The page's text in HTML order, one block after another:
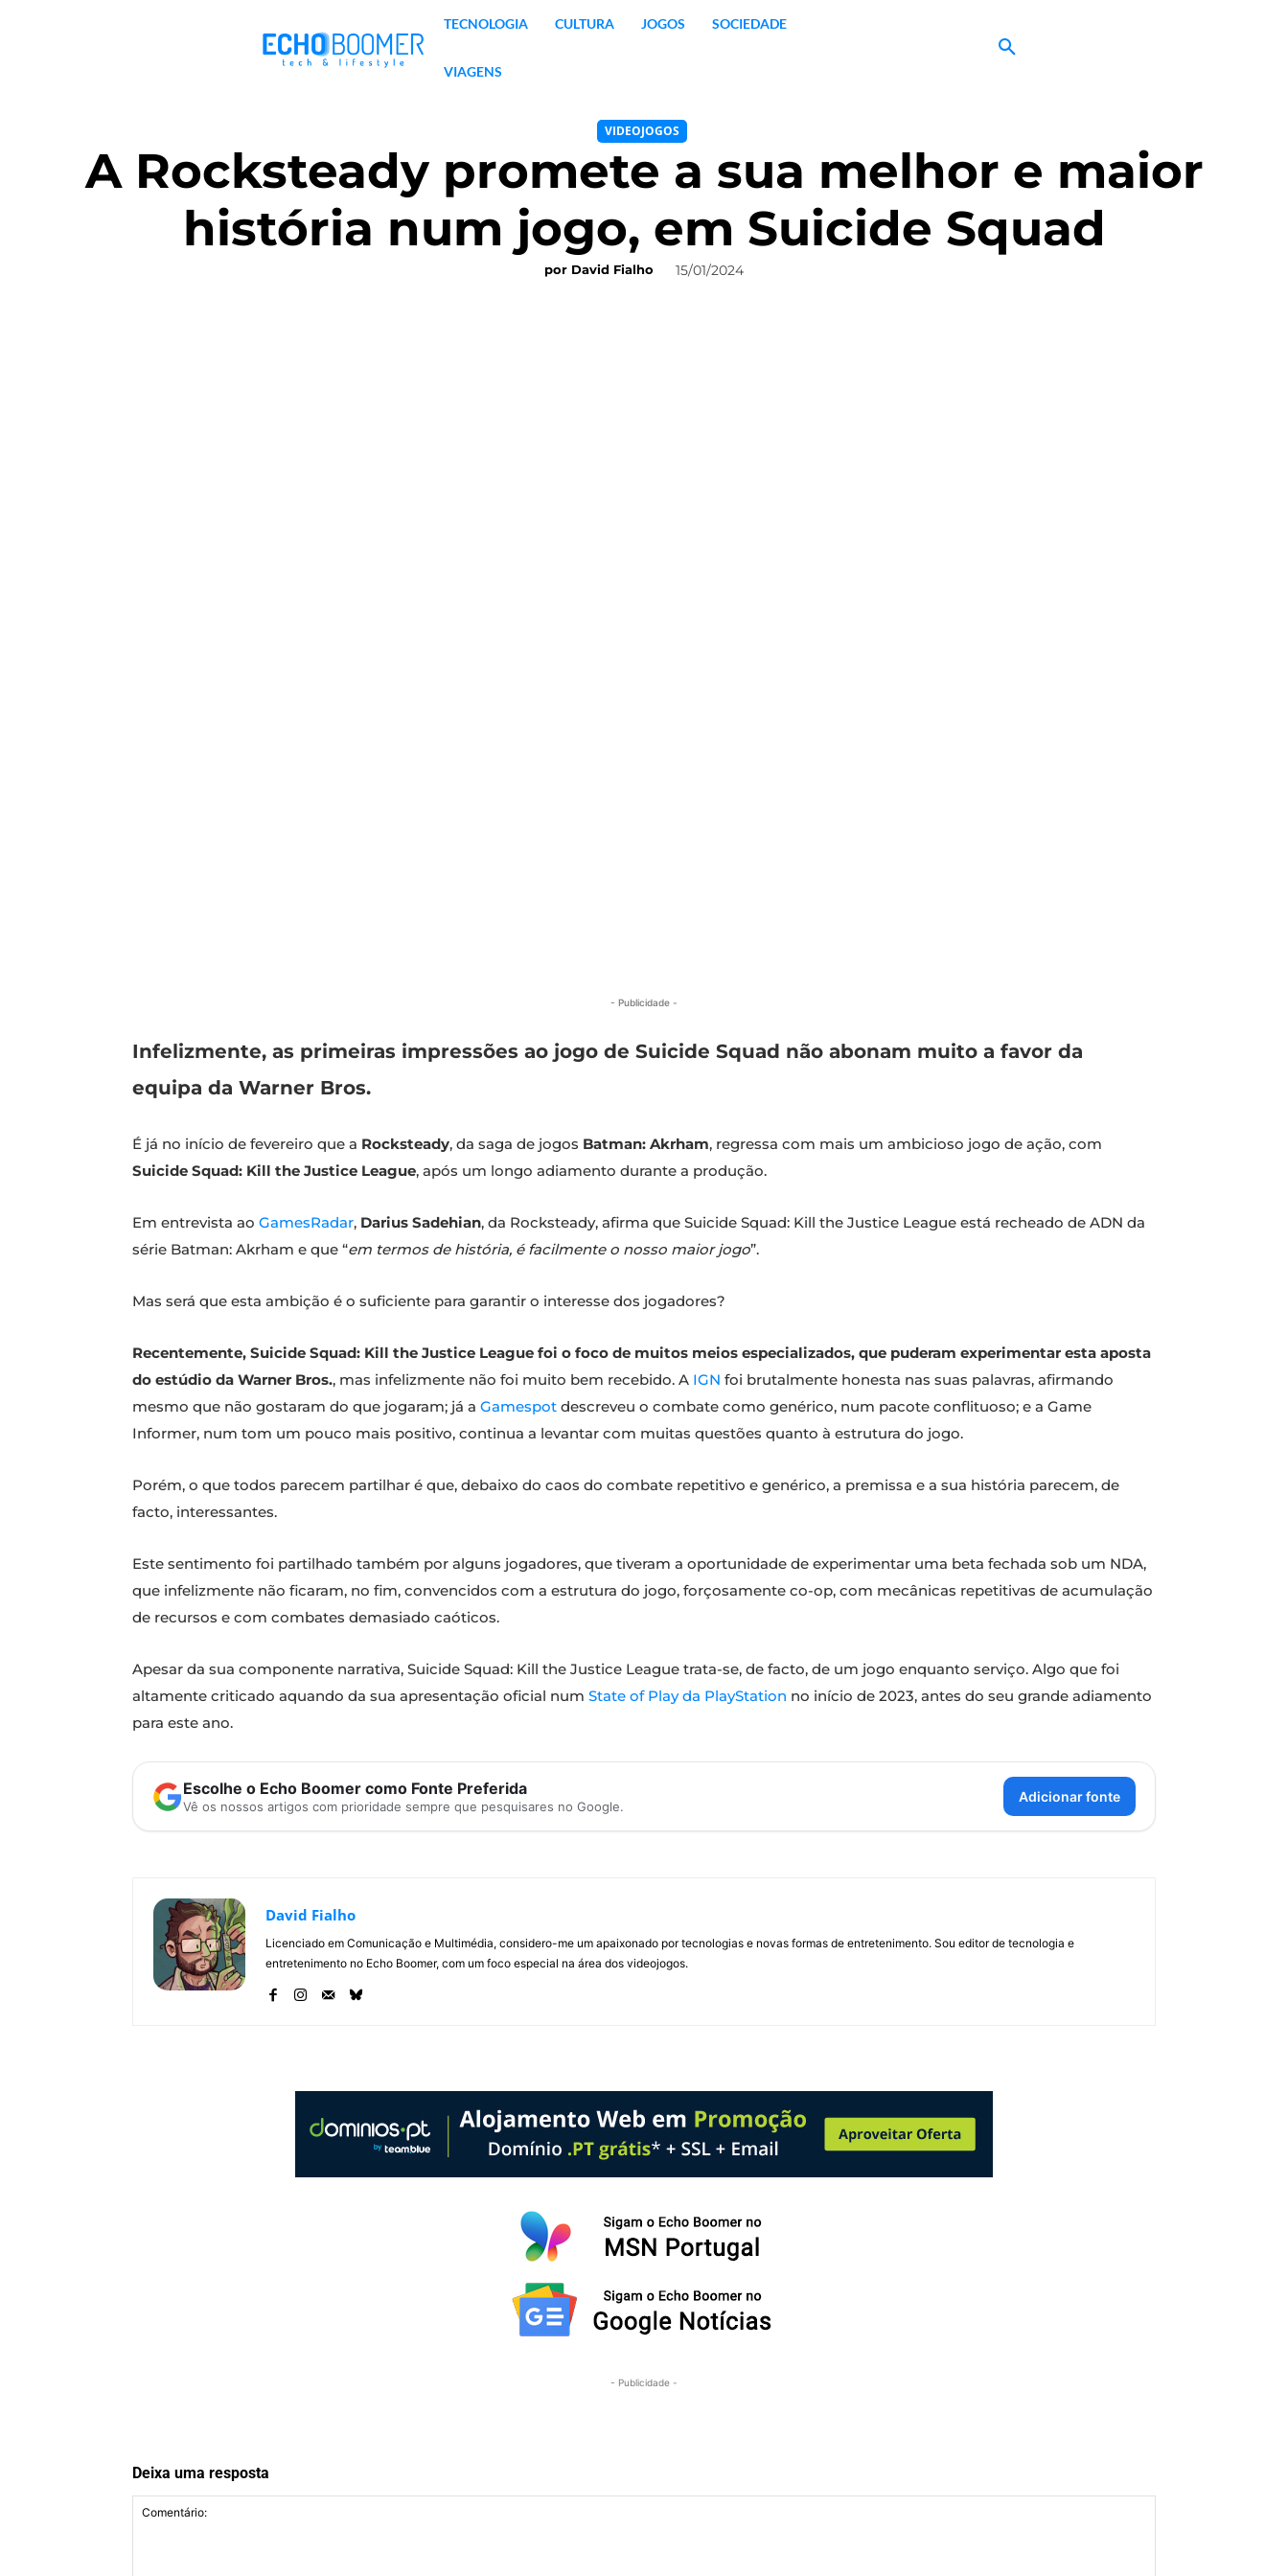
TECNOLOGIA CULTURA JOGOS SOCIEDADE
VIAGENS
VIDEOJOGOS
A Rocksteady promete a sua melhor e maior
história num jogo, em Suicide Squad
por David Fialho 15/01/2024
- Publicidade -
Infelizmente, as primeiras impressões ao jogo de Suicide Squad não abonam muito a favor da
equipa da Warner Bros.
É já no início de fevereiro que a Rocksteady, da saga de jogos Batman: Akrham, regressa com mais um ambicioso jogo de ação, com
Suicide Squad: Kill the Justice League, após um longo adiamento durante a produção.
Em entrevista ao GamesRadar, Darius Sadehian, da Rocksteady, afirma que Suicide Squad: Kill the Justice League está recheado de ADN da
série Batman: Akrham e que “em termos de história, é facilmente o nosso maior jogo”.
Mas será que esta ambição é o suficiente para garantir o interesse dos jogadores?
Recentemente, Suicide Squad: Kill the Justice League foi o foco de muitos meios especializados, que puderam experimentar esta aposta
do estúdio da Warner Bros., mas infelizmente não foi muito bem recebido. A IGN foi brutalmente honesta nas suas palavras, afirmando
mesmo que não gostaram do que jogaram; já a Gamespot descreveu o combate como genérico, num pacote conflituoso; e a Game
Informer, num tom um pouco mais positivo, continua a levantar com muitas questões quanto à estrutura do jogo.
Porém, o que todos parecem partilhar é que, debaixo do caos do combate repetitivo e genérico, a premissa e a sua história parecem, de
facto, interessantes.
Este sentimento foi partilhado também por alguns jogadores, que tiveram a oportunidade de experimentar uma beta fechada sob um NDA,
que infelizmente não ficaram, no fim, convencidos com a estrutura do jogo, forçosamente co-op, com mecânicas repetitivas de acumulação
de recursos e com combates demasiado caóticos.
Apesar da sua componente narrativa, Suicide Squad: Kill the Justice League trata-se, de facto, de um jogo enquanto serviço. Algo que foi
altamente criticado aquando da sua apresentação oficial num State of Play da PlayStation no início de 2023, antes do seu grande adiamento
para este ano.
Escolhe o Echo Boomer como Fonte Preferida
Vê os nossos artigos com prioridade sempre que pesquisares no Google.
Adicionar fonte
David Fialho
Licenciado em Comunicação e Multimédia, considero-me um apaixonado por tecnologias e novas formas de entretenimento. Sou editor de tecnologia e
entretenimento no Echo Boomer, com um foco especial na área dos videojogos.
- Publicidade -
Deixa uma resposta